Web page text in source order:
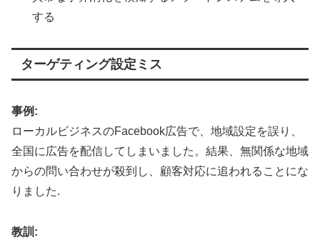
する
ターゲティング設定ミス
事例:
ローカルビジネスのFacebook広告で、地域設定を誤り、
全国に広告を配信してしまいました。結果、無関係な地域
からの問い合わせが殺到し、顧客対応に追われることにな
りました.
教訓: